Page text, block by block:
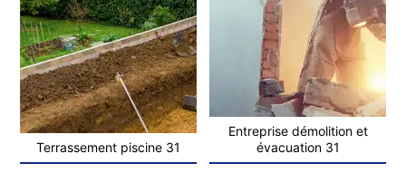
Terrassement piscine 31
Entreprise démolition et
évacuation 31